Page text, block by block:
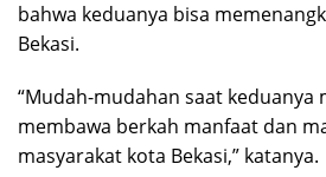
bahwa keduanya bisa
Bekasi.
“Mudah-mudahan saat keduanya
membawa berkah manfaat dan
masyarakat kota Bekasi,” katanya.